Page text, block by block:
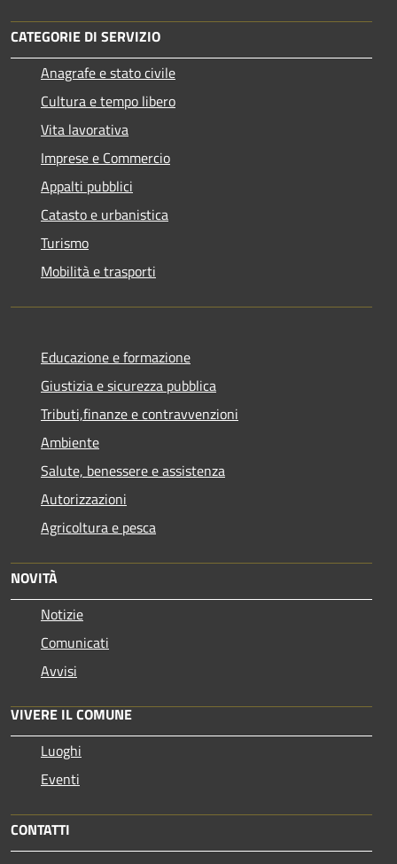
CATEGORIE DI SERVIZIO
Anagrafe e stato civile
Cultura e tempo libero
Vita lavorativa
Imprese e Commercio
Appalti pubblici
Catasto e urbanistica
Turismo
Mobilità e trasporti
Educazione e formazione
Giustizia e sicurezza pubblica
Tributi,finanze e contravvenzioni
Ambiente
Salute, benessere e assistenza
Autorizzazioni
Agricoltura e pesca
NOVITÀ
Notizie
Comunicati
Avvisi
VIVERE IL COMUNE
Luoghi
Eventi
CONTATTI